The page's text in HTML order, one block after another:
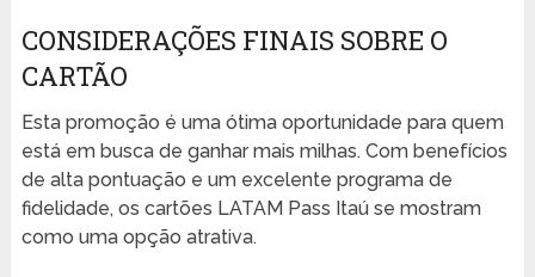
CONSIDERAÇÕES FINAIS SOBRE O
CARTÃO
Esta promoção é uma ótima oportunidade para quem
está em busca de ganhar mais milhas. Com benefícios
de alta pontuação e um excelente programa de
fidelidade, os cartões LATAM Pass Itaú se mostram
como uma opção atrativa.